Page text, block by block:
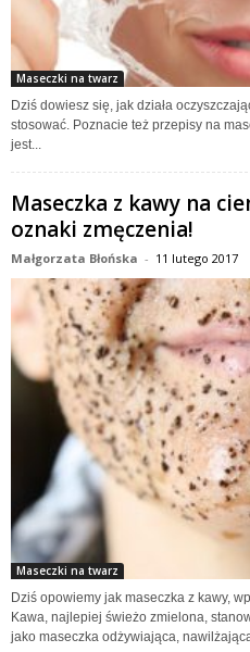
Maseczki na twarz
Dziś dowiesz się, jak działa
stosować. Poznacie też przepisy na
jest...
Maseczka z kawy na
oznaki zmęczenia!
Małgorzata Błońska - 11 lutego 2017
Maseczki na twarz
Dziś opowiemy jak maseczka z kawy,
Kawa, najlepiej świeżo zmielona,
jako maseczka odżywiająca,